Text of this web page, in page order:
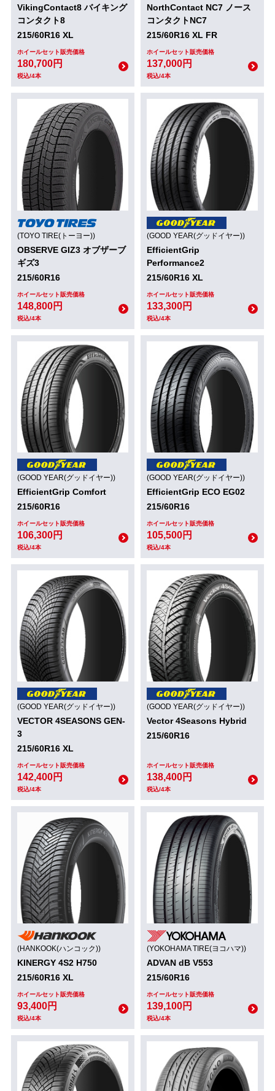
VikingContact8 バイキング
コンタクト8
215/60R16 XL
ホイールセット販売価格
180,700円
税込/4本
NorthContact NC7 ノース
コンタクトNC7
215/60R16 XL FR
ホイールセット販売価格
137,000円
税込/4本
(TOYO TIRE(トーヨー))
OBSERVE GIZ3 オブザーブ
ギズ3
215/60R16
ホイールセット販売価格
148,800円
税込/4本
(GOOD YEAR(グッドイヤー))
EfficientGrip
Performance2
215/60R16 XL
ホイールセット販売価格
133,300円
税込/4本
(GOOD YEAR(グッドイヤー))
EfficientGrip Comfort
215/60R16
ホイールセット販売価格
106,300円
税込/4本
(GOOD YEAR(グッドイヤー))
EfficientGrip ECO EG02
215/60R16
ホイールセット販売価格
105,500円
税込/4本
(GOOD YEAR(グッドイヤー))
VECTOR 4SEASONS GEN-
3
215/60R16 XL
ホイールセット販売価格
142,400円
税込/4本
(GOOD YEAR(グッドイヤー))
Vector 4Seasons Hybrid
215/60R16
ホイールセット販売価格
138,400円
税込/4本
(HANKOOK(ハンコック))
KINERGY 4S2 H750
215/60R16 XL
ホイールセット販売価格
93,400円
税込/4本
(YOKOHAMA TIRE(ヨコハマ))
ADVAN dB V553
215/60R16
ホイールセット販売価格
139,100円
税込/4本